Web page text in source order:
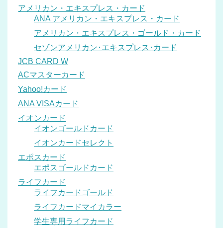
アメリカン・エキスプレス・カード
ANA アメリカン・エキスプレス・カード
アメリカン・エキスプレス・ゴールド・カード
セゾンアメリカン･エキスプレス･カード
JCB CARD W
ACマスターカード
Yahoo!カード
ANA VISAカード
イオンカード
イオンゴールドカード
イオンカードセレクト
エポスカード
エポスゴールドカード
ライフカード
ライフカードゴールド
ライフカードマイカラー
学生専用ライフカード